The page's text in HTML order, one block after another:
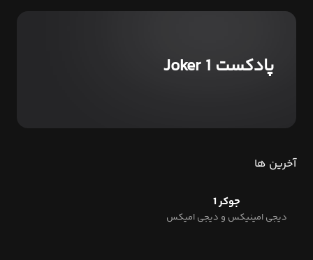
پادکست Joker 1
آخرین ها
جوکر 1
دیجی امینیکس و دیجی امیکس